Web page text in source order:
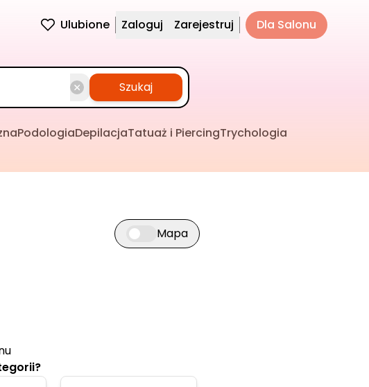
Ulubione Zaloguj Zarejestruj Dla Salonu
Szukaj
PodologiaDepilacjaTatuaż i PiercingTrychologia
Przełącz widok mapy
Mapa